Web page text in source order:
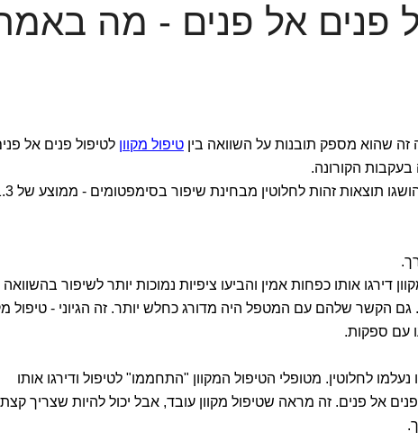
פנים אל פנים - מה
שהוא מספק תובנות על השוואה בין טיפול מקוון לטיפול פנים אל
בעקבות הקורונה.
התוצאות מפתיעות: בשני סוגי הטיפול
דירגו אותו כפחות אמין והביעו ציפיות נמוכות יותר לשיפור בהשוואה
גם הקשר שלהם עם המטפל היה מדורג כחלש יותר. זה הגיוני - טיפול
עם ספקות.
לחלוטין. מטופלי הטיפול המקוון "התחממו" לטיפול ודירגו אותו
אל פנים. זה מראה שטיפול מקוון עובד, אבל יכול להיות שצריך קצת